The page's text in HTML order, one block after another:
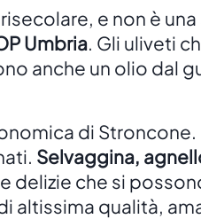
e non è
Umbria. Gli uliveti
anche un olio dal
di
Selvaggina,
delizie che si
altissima qualità,